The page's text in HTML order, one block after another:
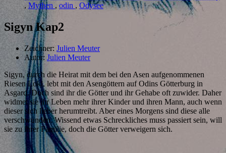
,Mythen , odin , Odysee
Sigyn Kap2
Zeichner: Julien Meuter
Autor: Julien Meuter
Sigyn, durch die Heirat mit dem bei den Asen aufgenommenen
Riesen Loki, lebt mit den Asengöttern auf Odins Götterburg in
Asgard. Doch sind ihr die Götter und ihr Gehabe oft zuwider. Daher
widmet sie ihr Leben mehr ihrer Kinder und ihren Mann, auch wenn
dieser sich lieber herumtreibt. Aber eines Morgens sind diese alle
verschwunden. Wissend etwas Schreckliches muss passiert sein, will
sie zu ihrer Familie, doch die Götter verweigern sich.